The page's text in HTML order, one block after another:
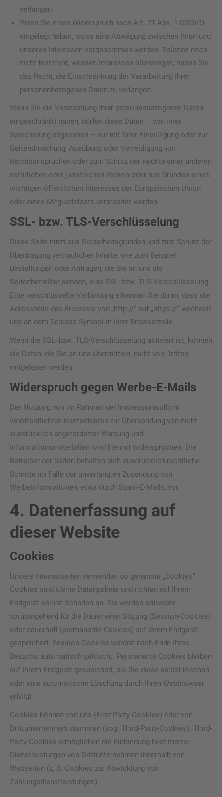
verlangen.
Wenn Sie einen Widerspruch nach Art. 21 Abs. 1 DSGVO
eingelegt haben, muss eine Abwägung zwischen Ihren und
unseren Interessen vorgenommen werden. Solange noch
nicht feststeht, wessen Interessen überwiegen, haben Sie
das Recht, die Einschränkung der Verarbeitung Ihrer
personenbezogenen Daten zu verlangen.
Wenn Sie die Verarbeitung Ihrer personenbezogenen Daten
eingeschränkt haben, dürfen diese Daten – von ihrer
Speicherung abgesehen – nur mit Ihrer Einwilligung oder zur
Geltendmachung, Ausübung oder Verteidigung von
Rechtsansprüchen oder zum Schutz der Rechte einer anderen
natürlichen oder juristischen Person oder aus Gründen eines
wichtigen öffentlichen Interesses der Europäischen Union
oder eines Mitgliedstaats verarbeitet werden.
SSL- bzw. TLS-Verschlüsselung
Diese Seite nutzt aus Sicherheitsgründen und zum Schutz der
Übertragung vertraulicher Inhalte, wie zum Beispiel
Bestellungen oder Anfragen, die Sie an uns als
Seitenbetreiber senden, eine SSL- bzw. TLS-Verschlüsselung.
Eine verschlüsselte Verbindung erkennen Sie daran, dass die
Adresszeile des Browsers von „http://“ auf „https://“ wechselt
und an dem Schloss-Symbol in Ihrer Browserzeile.
Wenn die SSL- bzw. TLS-Verschlüsselung aktiviert ist, können
die Daten, die Sie an uns übermitteln, nicht von Dritten
mitgelesen werden.
Widerspruch gegen Werbe-E-Mails
Der Nutzung von im Rahmen der Impressumspflicht
veröffentlichten Kontaktdaten zur Übersendung von nicht
ausdrücklich angeforderter Werbung und
Informationsmaterialien wird hiermit widersprochen. Die
Betreiber der Seiten behalten sich ausdrücklich rechtliche
Schritte im Falle der unverlangten Zusendung von
Werbeinformationen, etwa durch Spam-E-Mails, vor.
4. Datenerfassung auf
dieser Website
Cookies
Unsere Internetseiten verwenden so genannte „Cookies“.
Cookies sind kleine Datenpakete und richten auf Ihrem
Endgerät keinen Schaden an. Sie werden entweder
vorübergehend für die Dauer einer Sitzung (Session-Cookies)
oder dauerhaft (permanente Cookies) auf Ihrem Endgerät
gespeichert. Session-Cookies werden nach Ende Ihres
Besuchs automatisch gelöscht. Permanente Cookies bleiben
auf Ihrem Endgerät gespeichert, bis Sie diese selbst löschen
oder eine automatische Löschung durch Ihren Webbrowser
erfolgt.
Cookies können von uns (First-Party-Cookies) oder von
Drittunternehmen stammen (sog. Third-Party-Cookies). Third-
Party-Cookies ermöglichen die Einbindung bestimmter
Dienstleistungen von Drittunternehmen innerhalb von
Webseiten (z. B. Cookies zur Abwicklung von
Zahlungsdienstleistungen).